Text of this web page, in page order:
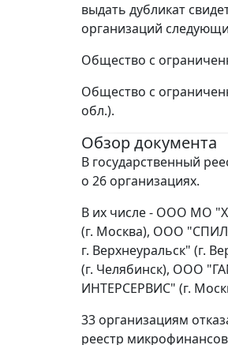
выдать дубликат
организаций
Общество с
Общество с
обл.).
Обзор документа
В государственный
о 26 организациях.
В их числе - ООО МО
(г. Москва), ООО
г. Верхнеуральск" (г.
(г. Челябинск), ООО
ИНТЕРСЕРВИС" (г.
33 организациям
реестр